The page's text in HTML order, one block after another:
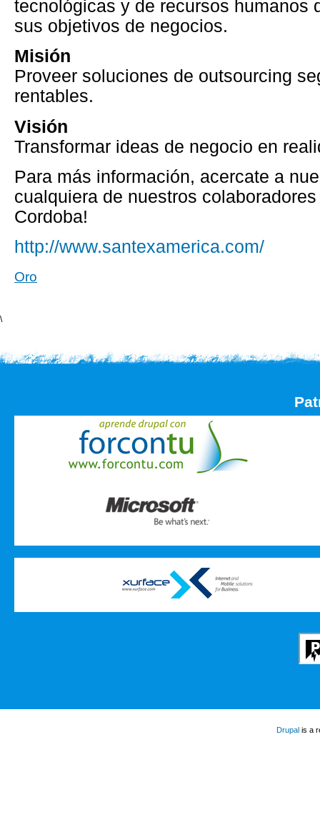
tecnológicas y de recursos humanos
sus objetivos de negocios.
Misión
Proveer soluciones de outsourcing
rentables.
Visión
Transformar ideas de negocio en
Para más información, acercate a
cualquiera de nuestros
Cordoba!
http://www.santexamerica.com/
Oro
\
Drupal is a